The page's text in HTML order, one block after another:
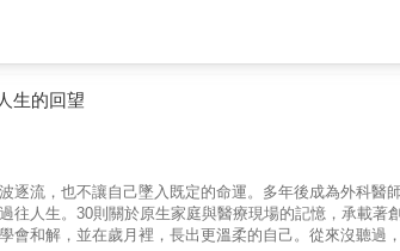
不斷顛覆信念的對話，她一步步拋下
件事是什麼？ 3、「衝浪哲學」帶你跨出第一步 直覺選浪、不再懊
場是否裝滿了自己的夢想？ 【世界網友感動共鳴】 「我常焦慮到失眠、
考更深入，角度更多元，很像幫疲憊的心做按摩。」 「
生的回望
逐流，也不讓自己墜入既定的命運。多年後成為外科醫
往人生。30則關於原生家庭與醫療現場的記憶，承載著
會和解，並在歲月裡，長出更溫柔的自己。從來沒聽過